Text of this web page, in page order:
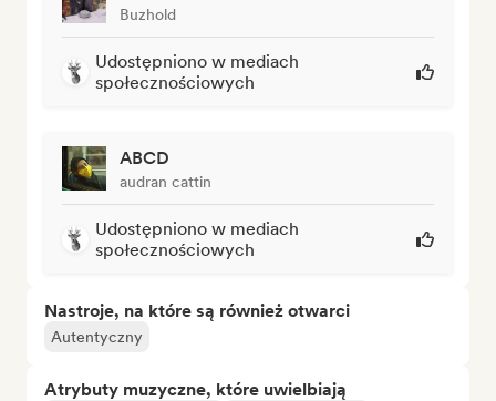
Buzhold
Udostępniono w mediach
społecznościowych
ABCD
audran cattin
Udostępniono w mediach
społecznościowych
Nastroje, na które są również otwarci
Autentyczny
Atrybuty muzyczne, które uwielbiają